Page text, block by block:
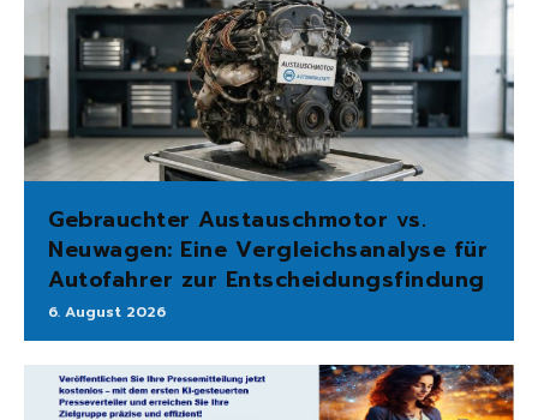
Gebrauchter Austauschmotor vs.
Neuwagen: Eine Vergleichsanalyse für
Autofahrer zur Entscheidungsfindung
6. August 2026